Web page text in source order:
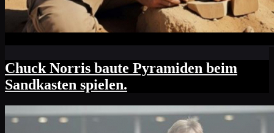
Chuck Norris baute Pyramiden beim
Sandkasten spielen.